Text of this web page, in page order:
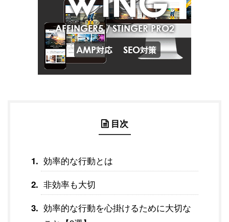
目次
効率的な行動とは
非効率も大切
効率的な行動を心掛けるために大切な